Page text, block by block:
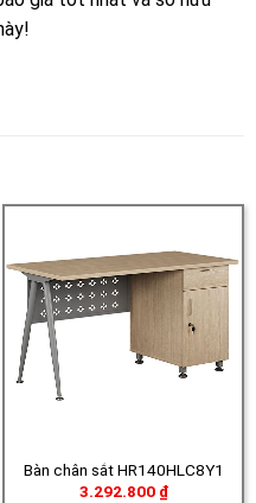
Bàn chân sắt HR140HLC8Y1
3.292.800 ₫